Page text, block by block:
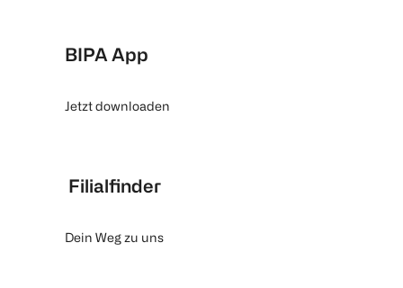
BIPA App
Jetzt downloaden
Filialfinder
Dein Weg zu uns